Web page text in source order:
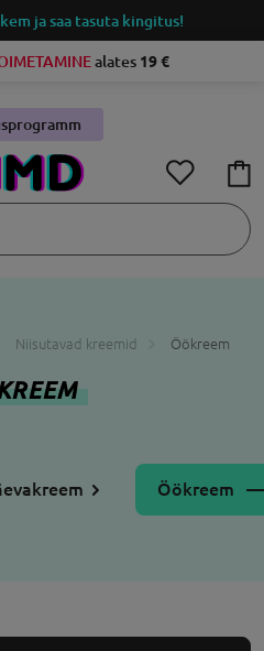
ja saa tasuta kingitus!
alates 19 €
Niisutavad kreemid Öökreem
Öökreem